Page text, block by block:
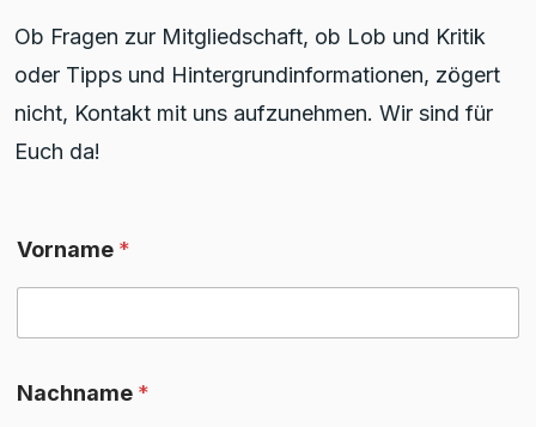
Ob Fragen zur Mitgliedschaft, ob Lob und Kritik
oder Tipps und Hintergrundinformationen, zögert
nicht, Kontakt mit uns aufzunehmen. Wir sind für
Euch da!
Vorname *
Nachname *